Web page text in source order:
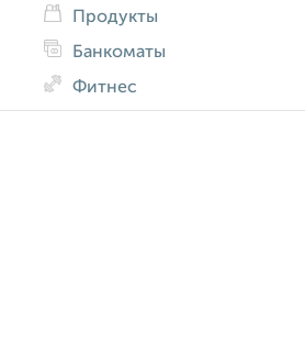
Продукты
Банкоматы
Фитнес